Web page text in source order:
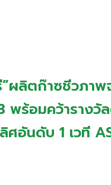
ผลิตก๊าซชีวภา
พร้อมคว้าราง
ศอันดับ 1 เวที